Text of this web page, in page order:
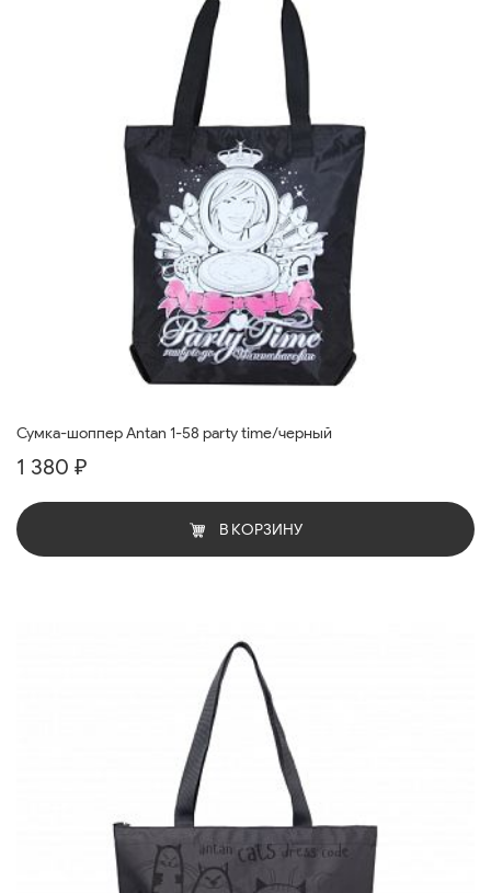
Сумка-шоппер Antan 1-58 party time/черный
1 380 ₽
В КОРЗИНУ